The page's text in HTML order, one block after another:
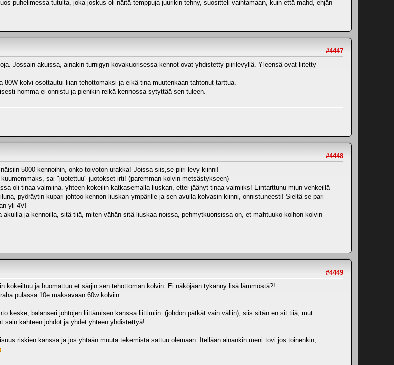
puhelimessa tutulta, joka joskus oli näitä temppuja juurikin tehny, suositteli vaihtamaan, kuin että mahd, ehjän
#4447
Jossain akuissa, ainakin turnigyn kovakuorisessa kennot ovat yhdistetty piirilevyllä. Yleensä ovat liitetty
kolvi osottautui liian tehottomaksi ja eikä tina muutenkaan tahtonut tarttua.
homma ei onnistu ja pienikin reikä kennossa sytyttää sen tuleen.
#4448
5000 kennoihin, onko toivoton urakka! Joissa siis,se piiri levy kiinni!
sai "juotettuu" juotokset irti! (paremman kolvin metsästykseen)
oli tinaa valmiina. yhteen kokeilin katkasemalla liuskan, ettei jäänyt tinaa valmiiks! Eintarttunu miun vehkeillä
pyöräytin kupari johtoo kennon liuskan ympärille ja sen avulla kolvasin kiinni, onnistuneesti! Sieltä se pari
yli 4V!
akuilla ja kennoilla, sitä tiiä, miten vähän sitä liuskaa noissa, pehmytkuorisissa on, et mahtuuko kolhon kolvin
#4449
kokeiltuu ja huomattuu et särjin sen tehottoman kolvin. Ei näköjään tykänny lisä lämmöstä?!
pulassa 10e maksavaan 60w kolviin
keske, balanseri johtojen liittämisen kanssa liittimiin. (johdon pätkät vain väliin), siis sitän en sit tiiä, mut
sain kahteen johdot ja yhdet yhteen yhdistettyä!
riskien kanssa ja jos yhtään muuta tekemistä sattuu olemaan. Itellään ainankin meni tovi jos toinenkin,